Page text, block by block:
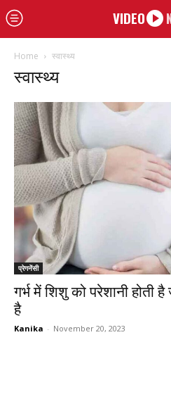
VIDEO
Home स्वास्थ्य
स्वास्थ्य
प्रेगनेंसी
गर्भ में शिशु को परेशानी होती
है
Kanika - November 20, 2023